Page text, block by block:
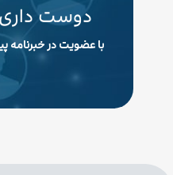
دوست داری
با عضویت در خبرنامه